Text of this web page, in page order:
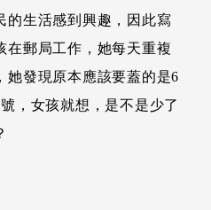
的生活感到興趣，因此寫
在郵局工作，她每天重複
她發現原本應該要蓋的是6
，女孩就想，是不是少了